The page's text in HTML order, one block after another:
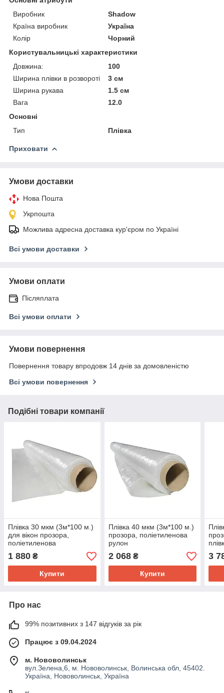
Виробник
Shadow
Країна виробник
Україна
Колір
Чорний
Користувальницькі характеристики
Довжина:
100
Ширина плівки в розвороті
3 см
Ширина рукава
1.5 см
Вага
12.0
Основні
Тип
Плівка
Приховати
Умови доставки
Нова Пошта
Укрпошта
Можлива адресна доставка кур'єром по Україні
Всі умови доставки
Умови оплати
Післяплата
Всі умови оплати
Умови повернення
Повернення товару впродовж 14 днів за домовленістю
Всі умови повернення
Подібні товари компанії
Плівка 30 мкм (3м*100 м.)
для вікон прозора,
поліетиленова
1 880 ₴
Купити
Плівка 40 мкм (3м*100 м.)
прозора, поліетиленова
рулон
2 068₴
Купити
3
Про нас
99% позитивних з 147 відгуків за рік
Працює з 09.04.2024
м. Нововолинськ
вул.Зелена,6, м. Нововолинськ, Волинська обл, 45402.
Україна, Нововолинськ, Україна